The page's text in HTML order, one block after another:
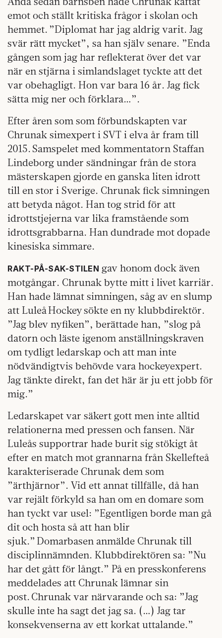
emot och ställt kritiska frågor i skolan och
hemmet. ”Diplomat har jag aldrig varit. Jag
svär rätt mycket”, sa han själv senare. ”Enda
gången som jag har reflekterat över det var
när en stjärna i simlandslaget tyckte att det
var obehagligt. Hon var bara 16 år. Jag fick
sätta mig ner och förklara…”.
Efter åren som som förbundskapten var
Chrunak simexpert i SVT i elva år fram till
2015. Samspelet med kommentatorn Staffan
Lindeborg under sändningar från de stora
mästerskapen gjorde en ganska liten idrott
till en stor i Sverige. Chrunak fick simningen
att betyda något. Han tog strid för att
idrottstjejerna var lika framstående som
idrottsgrabbarna. Han dundrade mot dopade
kinesiska simmare.
RAKT-PÅ-SAK-STILEN gav honom dock även
motgångar. Chrunak bytte mitt i livet karriär.
Han hade lämnat simningen, såg av en slump
att Luleå Hockey sökte en ny klubbdirektör.
”Jag blev nyfiken”, berättade han, ”slog på
datorn och läste igenom anställningskraven
om tydligt ledarskap och att man inte
nödvändigtvis behövde vara hockeyexpert.
Jag tänkte direkt, fan det här är ju ett jobb för
mig.”
Ledarskapet var säkert gott men inte alltid
relationerna med pressen och fansen. När
Luleås supportrar hade burit sig stökigt åt
efter en match mot grannarna från Skellefteå
karakteriserade Chrunak dem som
”ärthjärnor”. Vid ett annat tillfälle, då han
var rejält förkyld sa han om en domare som
han tyckt var usel: ”Egentligen borde man gå
dit och hosta så att han blir
sjuk.” Domarbasen anmälde Chrunak till
disciplinnämnden. Klubbdirektören sa: ”Nu
har det gått för långt.” På en presskonferens
meddelades att Chrunak lämnar sin
post. Chrunak var närvarande och sa: ”Jag
skulle inte ha sagt det jag sa. (…) Jag tar
konsekvenserna av ett korkat uttalande.”